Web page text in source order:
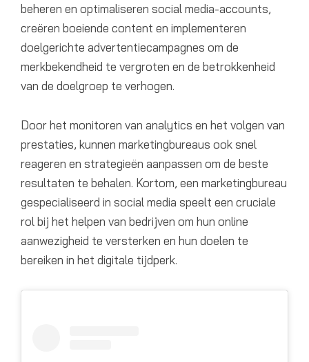
beheren en optimaliseren social media-accounts,
creëren boeiende content en implementeren
doelgerichte advertentiecampagnes om de
merkbekendheid te vergroten en de betrokkenheid
van de doelgroep te verhogen.
Door het monitoren van analytics en het volgen van
prestaties, kunnen marketingbureaus ook snel
reageren en strategieën aanpassen om de beste
resultaten te behalen. Kortom, een marketingbureau
gespecialiseerd in social media speelt een cruciale
rol bij het helpen van bedrijven om hun online
aanwezigheid te versterken en hun doelen te
bereiken in het digitale tijdperk.